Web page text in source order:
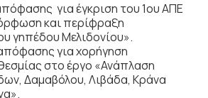
για έγκριση του 1ου ΑΠΕ
και περίφραξη
γηπέδου Μελιδονίου».
για χορήγηση
στο έργο «Ανάπλαση
Δαμαβόλου, Λιβάδα, Κράνα